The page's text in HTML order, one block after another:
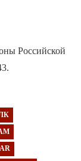
Российской